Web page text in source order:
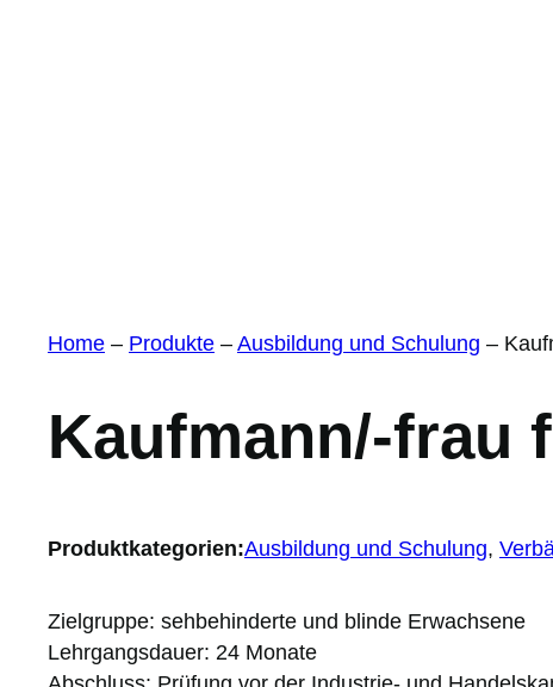
Home – Produkte – Ausbildung und Schulung –
Kaufmann/-frau
Produktkategorien:Ausbildung und Schulung,
Zielgruppe: sehbehinderte und blinde Erwachsene
Lehrgangsdauer: 24 Monate